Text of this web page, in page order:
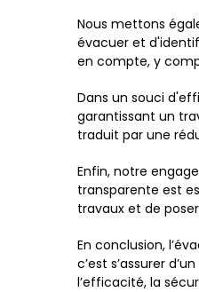
Nous mettons
évacuer et
en compte, y
Dans un souci
garantissant un
traduit par une
Enfin, notre
transparente est
travaux et de
En conclusion,
c’est s’assurer
l’efficacité, la